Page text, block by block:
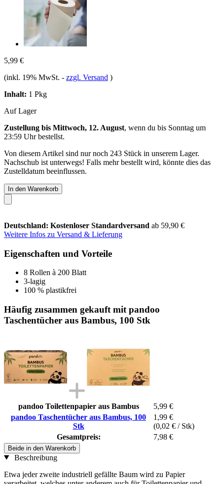
5,99 €
(inkl. 19% MwSt. - zzgl. Versand )
Inhalt: 1 Pkg
Auf Lager
Zustellung bis Mittwoch, 12. August, wenn du bis Sonntag um
23:59 Uhrbestellst.
Von diesem Artikel sind nur noch 243 Stück in unserem Lager.
Nachschub ist unterwegs! Falls mehr bestellt wird, könnte dies das
Zustelldatum beeinflussen.
In den Warenkorb
Deutschland: Kostenloser Standardversand ab 59,90 €
Weitere Infos zu Versand & Lieferung
Eigenschaften und Vorteile
8 Rollen à 200 Blatt
3-lagig
100 % plastikfrei
Häufig zusammen gekauft mit pandoo
Taschentücher aus Bambus, 100 Stk
pandoo Toilettenpapier aus Bambus
5,99 €
pandoo Taschentücher aus Bambus, 100
Stk
1,99 €
(0,02 € / Stk)
Gesamtpreis:
7,98 €
Beide in den Warenkorb
Beschreibung
Etwa jeder zweite industriell gefällte Baum wird zu Papier